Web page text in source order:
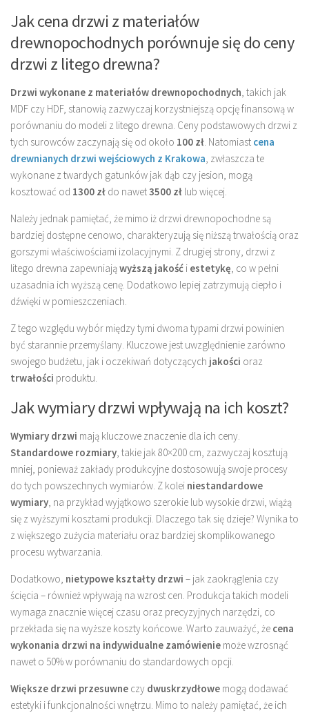
Jak cena drzwi z materiałów
drewnopochodnych porównuje się do ceny
drzwi z litego drewna?
Drzwi wykonane z materiałów drewnopochodnych , takich jak
MDF czy HDF, stanowią zazwyczaj korzystniejszą opcję finansową w
porównaniu do modeli z litego drewna. Ceny podstawowych drzwi z
tych surowców zaczynają się od około 100 zł . Natomiast cena
drewnianych drzwi wejściowych z Krakowa , zwłaszcza te
wykonane z twardych gatunków jak dąb czy jesion, mogą
kosztować od 1300 zł do nawet3500 zł lub więcej.
Należy jednak pamiętać, że mimo iż drzwi drewnopochodne są
bardziej dostępne cenowo, charakteryzują się niższą trwałością oraz
gorszymi właściwościami izolacyjnymi. Z drugiej strony, drzwi z
litego drewna zapewniająwyższą jakość i estetykę , co w pełni
uzasadnia ich wyższą cenę. Dodatkowo lepiej zatrzymują ciepło i
dźwięki w pomieszczeniach.
Z tego względu wybór między tymi dwoma typami drzwi powinien
być starannie przemyślany. Kluczowe jest uwzględnienie zarówno
swojego budżetu, jak i oczekiwań dotyczących jakości oraz
trwałości produktu.
Jak wymiary drzwi wpływają na ich koszt?
Wymiary drzwi mają kluczowe znaczenie dla ich ceny.
Standardowe rozmiary , takie jak 80×200 cm, zazwyczaj kosztują
mniej, ponieważ zakłady produkcyjne dostosowują swoje procesy
do tych powszechnych wymiarów. Z kolei niestandardowe
wymiary , na przykład wyjątkowo szerokie lub wysokie drzwi, wiążą
się z wyższymi kosztami produkcji. Dlaczego tak się dzieje? Wynika to
z większego zużycia materiału oraz bardziej skomplikowanego
procesu wytwarzania.
Dodatkowo, nietypowe kształty drzwi – jak zaokrąglenia czy
ścięcia – również wpływają na wzrost cen. Produkcja takich modeli
wymaga znacznie więcej czasu oraz precyzyjnych narzędzi, co
przekłada się na wyższe koszty końcowe. Warto zauważyć, że cena
wykonania drzwi na indywidualne zamówienie może wzrosnąć
nawet o 50% w porównaniu do standardowych opcji.
Większe drzwi przesuwne czy dwuskrzydłowe mogą dodawać
estetyki i funkcjonalności wnętrzu. Mimo to należy pamiętać, że ich